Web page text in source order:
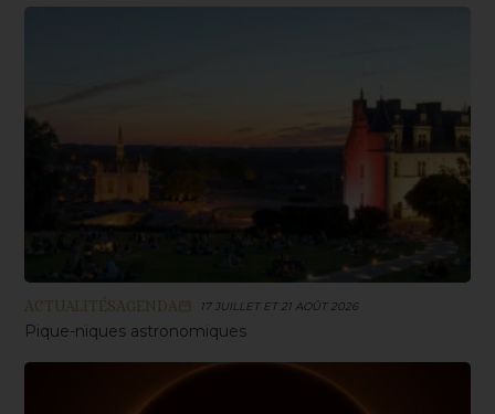
ACTUALITÉSAGENDA 17 JUILLET ET 21 AOÛT 2026
Pique-niques astronomiques